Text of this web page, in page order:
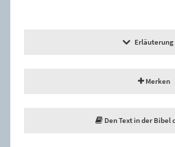
Erläuterung
Merken
Den Text in der Bibel